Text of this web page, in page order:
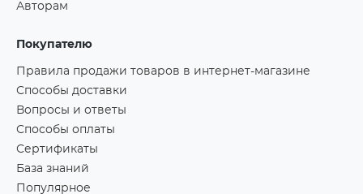
Авторам
Покупателю
Правила продажи товаров в интернет-магазине
Способы доставки
Вопросы и ответы
Способы оплаты
Сертификаты
База знаний
Популярное